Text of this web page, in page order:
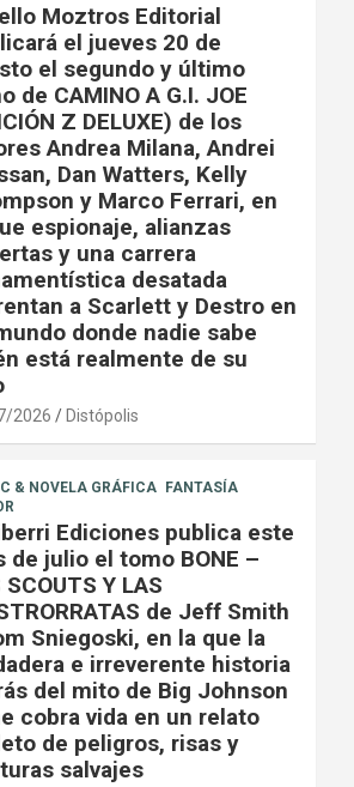
Moztros Editorial
el jueves 20 de
el segundo y último
de CAMINO A G.I. JOE
Z DELUXE) de los
Andrea Milana, Andrei
Dan Watters, Kelly
y Marco Ferrari, en
espionaje, alianzas
y una carrera
desatada
a Scarlett y Destro en
donde nadie sabe
está realmente de su
2026 Distópolis
& NOVELA GRÁFICA
FANTASÍA
Ediciones publica este
de julio el tomo BONE –
SCOUTS Y LAS
de Jeff Smith
Sniegoski, en la que la
e irreverente historia
del mito de Big Johnson
cobra vida en un relato
de peligros, risas y
salvajes